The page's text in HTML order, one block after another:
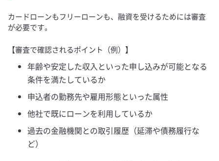
カードローンもフリーローンも、融資を受けるためには審査
が必要です。
【審査で確認されるポイント（例）】
年齢や安定した収入といった申し込みが可能となる
条件を満たしているか
申込者の勤務先や雇用形態といった属性
他社で既にローンを利用しているか
過去の金融機関との取引履歴（延滞や債務履行な
ど）